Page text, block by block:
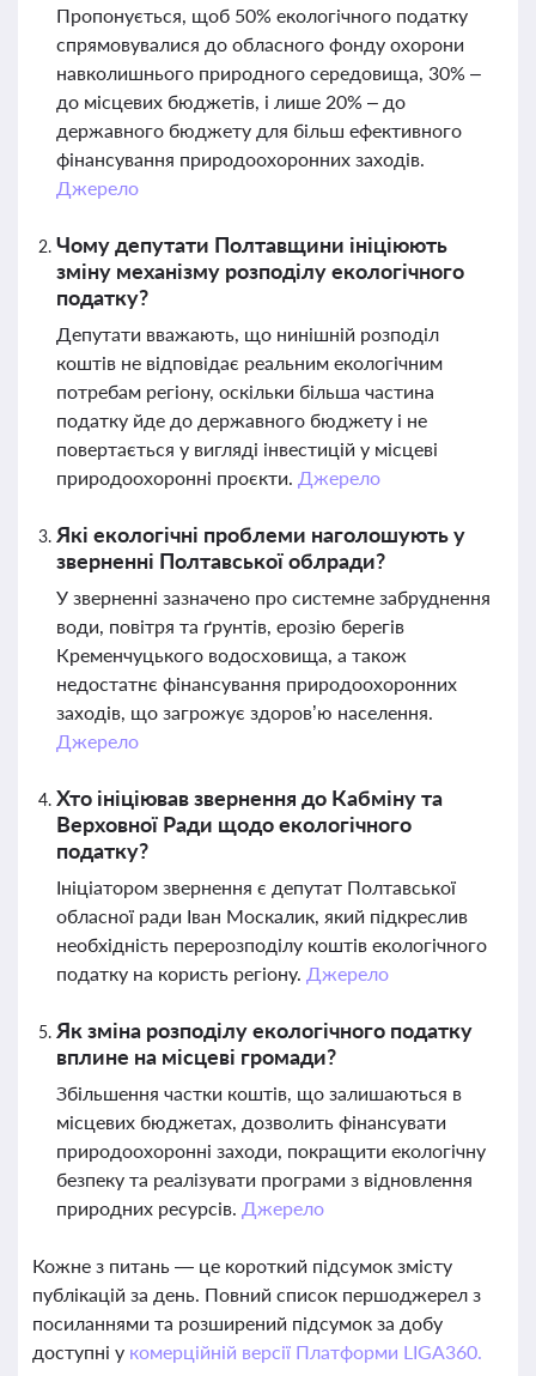
Пропонується, щоб 50% екологічного податку
спрямовувалися до обласного фонду охорони
навколишнього природного середовища, 30% –
до місцевих бюджетів, і лише 20% – до
державного бюджету для більш ефективного
фінансування природоохоронних заходів.
Джерело
Чому депутати Полтавщини ініціюють
зміну механізму розподілу екологічного
податку?
Депутати вважають, що нинішній розподіл
коштів не відповідає реальним екологічним
потребам регіону, оскільки більша частина
податку йде до державного бюджету і не
повертається у вигляді інвестицій у місцеві
природоохоронні проєкти. Джерело
Які екологічні проблеми наголошують у
зверненні Полтавської облради?
У зверненні зазначено про системне забруднення
води, повітря та ґрунтів, ерозію берегів
Кременчуцького водосховища, а також
недостатнє фінансування природоохоронних
заходів, що загрожує здоров’ю населення.
Джерело
Хто ініціював звернення до Кабміну та
Верховної Ради щодо екологічного
податку?
Ініціатором звернення є депутат Полтавської
обласної ради Іван Москалик, який підкреслив
необхідність перерозподілу коштів екологічного
податку на користь регіону. Джерело
Як зміна розподілу екологічного податку
вплине на місцеві громади?
Збільшення частки коштів, що залишаються в
місцевих бюджетах, дозволить фінансувати
природоохоронні заходи, покращити екологічну
безпеку та реалізувати програми з відновлення
природних ресурсів. Джерело
Кожне з питань — це короткий підсумок змісту
публікацій за день. Повний список першоджерел з
посиланнями та розширений підсумок за добу
доступні у комерційній версії Платформи LIGA360.